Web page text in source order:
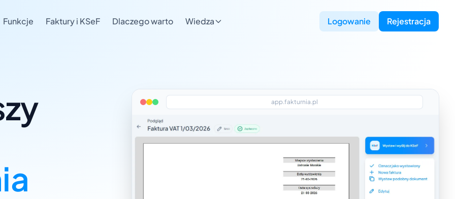
Funkcje Faktury i KSeF Dlaczego warto Wiedza Logowanie Rejestracja
faktur
app.fakturnia.pl